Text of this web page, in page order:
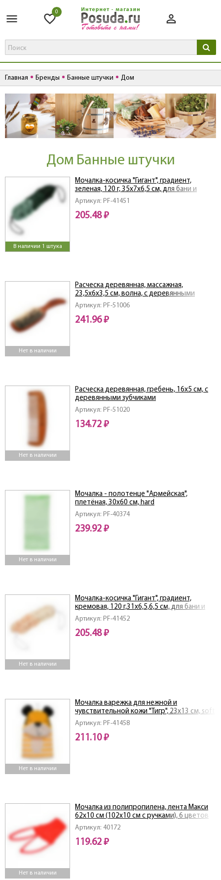
0
Главная Бренды Банные штучки Дом
Дом Банные штучки
В наличии 1 штука
Артикул: PF-41451
Мочалка-косичка "Гигант", градиент,
зеленая, 120 г, 35х7х6,5 см, для бани и
сауны, "Банные штучки"
205.48 ₽
Нет в наличии
Артикул: PF-51006
Расческа деревянная, массажная,
23,5х6х3,5 см, волна, с деревянными
зубчиками
241.96 ₽
Нет в наличии
Артикул: PF-51020
Расческа деревянная, гребень, 16х5 см, с
деревянными зубчиками
134.72 ₽
Нет в наличии
Артикул: PF-40374
Мочалка - полотенце "Армейская",
плетёная, 30х60 см, hard
239.92 ₽
Нет в наличии
Артикул: PF-41452
Мочалка-косичка "Гигант", градиент,
кремовая, 120 г,31х6,5,6,5 см, для бани и
сауны, "Банные штучки"
205.48 ₽
Нет в наличии
Артикул: PF-41458
Мочалка варежка для нежной и
чувствительной кожи "Тигр", 23х13 см, soft
211.10 ₽
Нет в наличии
Артикул: 40172
Мочалка из полипропилена, лента Макси
62х10 см (102х10 см с ручками), 6 цветов
"Банные штучки"
119.62 ₽